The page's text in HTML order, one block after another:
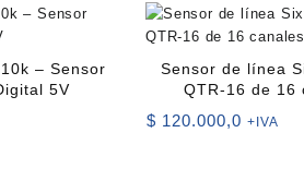
– Sensor
5V
Sensor de línea
QTR-16 de 16
$ 120.000,0 +IVA